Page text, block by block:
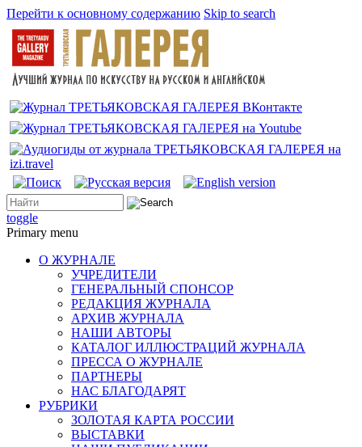
Перейти к основному содержанию Skip to search
toggle
Primary menu
О ЖУРНАЛЕ
УЧРЕДИТЕЛИ
ГЕНЕРАЛЬНЫЙ СПОНСОР
РЕДАКЦИЯ ЖУРНАЛА
АРХИВ ЖУРНАЛА
НАШИ АВТОРЫ
КАТАЛОГ ИЛЛЮСТРАЦИЙ ЖУРНАЛА
ПРЕССА О ЖУРНАЛЕ
ПАРТНЕРЫ
НАС БЛАГОДАРЯТ
РУБРИКИ
ЗОЛОТАЯ КАРТА РОССИИ
ВЫСТАВКИ